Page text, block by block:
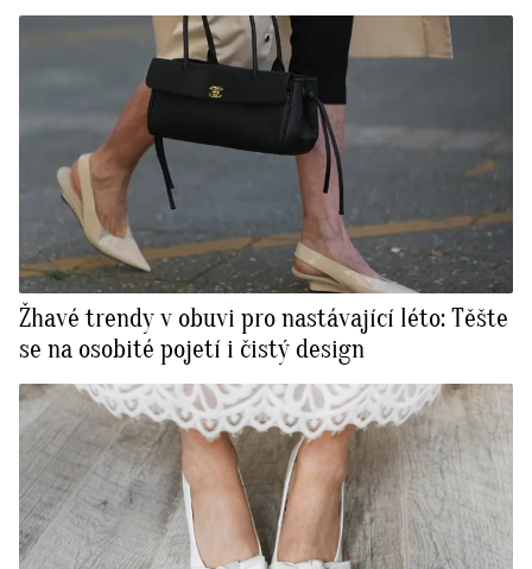
Žhavé trendy v obuvi pro nastávající léto: Těšte
se na osobité pojetí i čistý design